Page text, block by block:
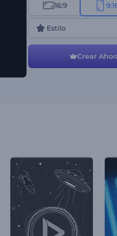
Personaliza la plantilla con el
artista de tu pista, sube tu
obra maestra en plataformas
más seguidores leales.
16:9
Estilo
Crear